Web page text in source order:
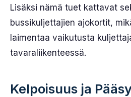
Lisäksi nämä tuet kattavat
bussikuljettajien ajokortit,
laimentaa vaikutusta
tavaraliikenteessä.
Kelpoisuus ja